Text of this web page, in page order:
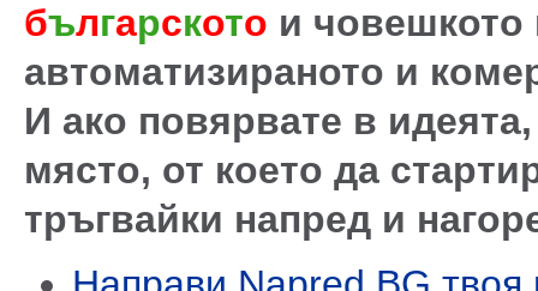
българското и човешкото
автоматизираното и
И ако повярвате в
място, от което да
тръгвайки напред и